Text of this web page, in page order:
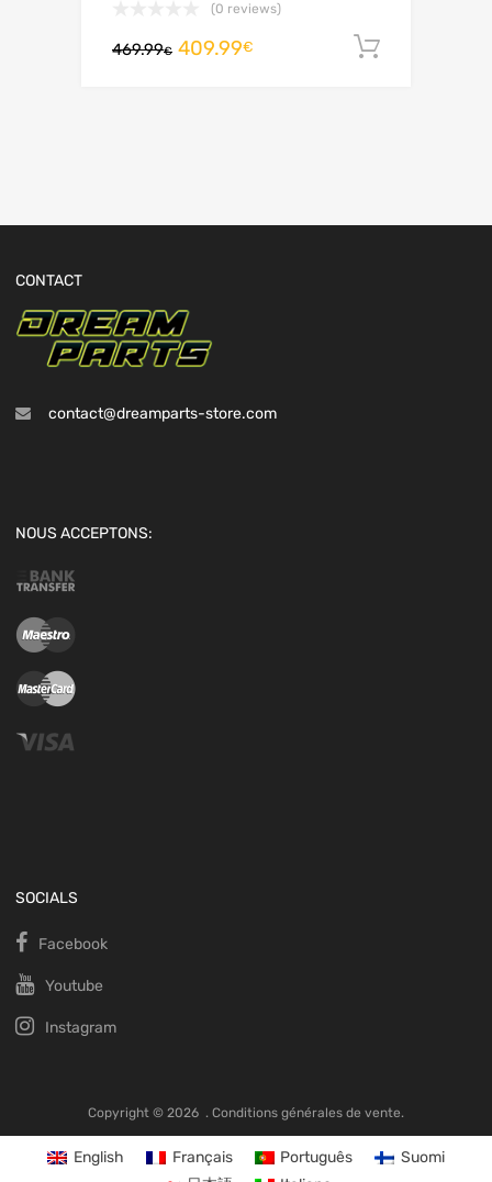
(0 reviews)
469.99€ 409.99€
CONTACT
contact@dreamparts-store.com
NOUS ACCEPTONS:
SOCIALS
Facebook
Youtube
Instagram
Copyright © 2026 . Conditions générales de vente.
English Français Português
Suomi